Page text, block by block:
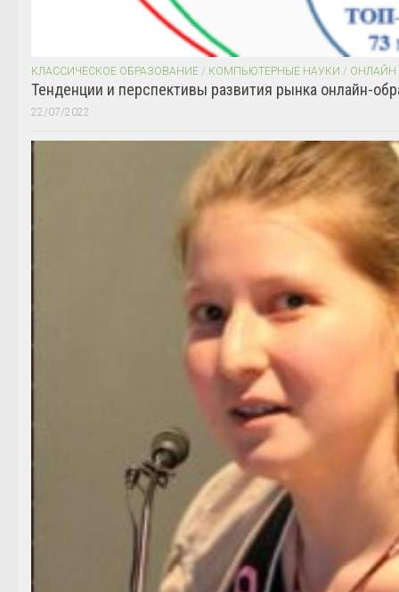
КЛАССИЧЕСКОЕ ОБРАЗОВАНИЕ / КОМПЬЮТЕРНЫЕ НАУКИ / ОНЛАЙН
Тенденции и перспективы развития рынка онлайн-
22/07/2022